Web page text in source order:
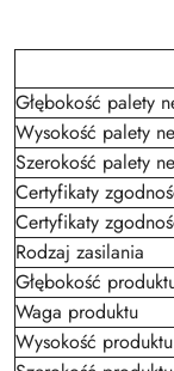
Głębokość palety
Wysokość palety
Szerokość palety
Certyfikaty
Certyfikaty
Rodzaj zasilania
Głębokość
Waga produktu
Wysokość produktu